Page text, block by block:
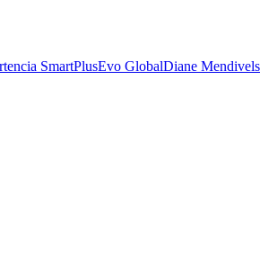
SmartPlusEvo GlobalDiane